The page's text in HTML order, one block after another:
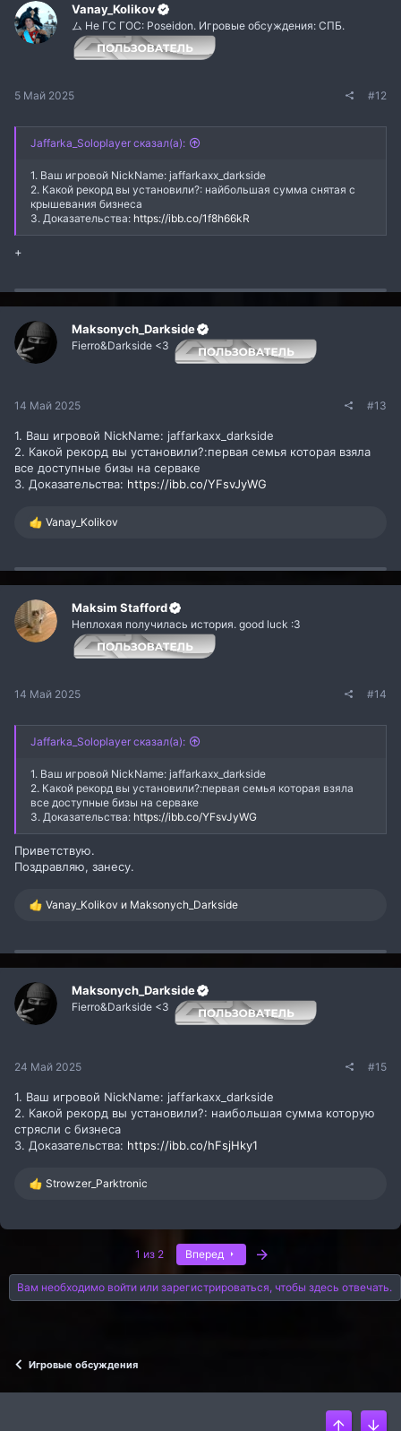
Vanay_Kolikov
ム Не ГС ГОС: Poseidon. Игровые обсуждения: СПБ.
5 Май 2025 #12
Jaffarka_Soloplayer сказал(а):
1. Ваш игровой NickName: jaffarkaxx_darkside
2. Какой рекорд вы установили?: найбольшая сумма снятая с
крышевания бизнеса
3. Доказательства: https://ibb.co/1f8h66kR
+
Maksonych_Darkside
Fierro&Darkside <3
14 Май 2025 #13
1. Ваш игровой NickName: jaffarkaxx_darkside
2. Какой рекорд вы установили?:первая семья которая взяла
все доступные бизы на серваке
3. Доказательства: https://ibb.co/YFsvJyWG
Р
и
Vanay_Kolikov
Maksim Stafford
Неплохая получилась история. good luck :3
14 Май 2025 #14
Jaffarka_Soloplayer сказал(а):
1. Ваш игровой NickName: jaffarkaxx_darkside
2. Какой рекорд вы установили?:первая семья которая взяла
все доступные бизы на серваке
3. Доказательства: https://ibb.co/YFsvJyWG
Приветствую.
Поздравляю, занесу.
Р
к
и
:
Vanay_Kolikov и Maksonych_Darkside
Maksonych_Darkside
Fierro&Darkside <3
24 Май 2025 #15
1. Ваш игровой NickName: jaffarkaxx_darkside
2. Какой рекорд вы установили?: наибольшая сумма которую
стрясли с бизнеса
3. Доказательства: https://ibb.co/hFsjHky1
Р
:
Strowzer_Parktronic
1 из 2 Вперед
Вам необходимо войти или зарегистрироваться, чтобы здесь отвечать.
Игровые обсуждения